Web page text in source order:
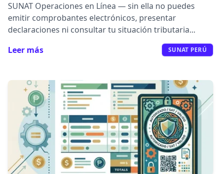
SUNAT Operaciones en Línea — sin ella no puedes
emitir comprobantes electrónicos, presentar
declaraciones ni consultar tu situación tributaria...
Leer más
SUNAT PERÚ